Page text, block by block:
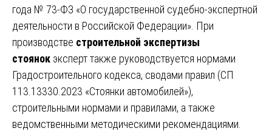
года № 73-ФЗ «О государственной судебно-экспертной
деятельности в Российской Федерации». При
производстве строительной экспертизы
стоянок эксперт также руководствуется нормами
Градостроительного кодекса, сводами правил (СП
113.13330.2023 «Стоянки автомобилей»),
строительными нормами и правилами, а также
ведомственными методическими рекомендациями.